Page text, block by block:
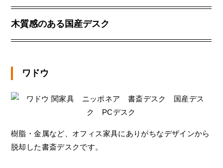
木質感のある国産デスク
ワドウ
樹脂・金属など、オフィス家具にありがちなデザインから
脱却した書斎デスクです。